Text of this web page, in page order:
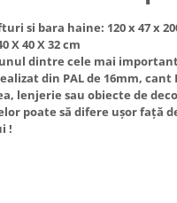
si bara haine: 120 x 47 x
X 40 X 32 cm
dintre cele mai
din PAL de 16mm, cant
lenjerie sau obiecte de
poate să difere ușor față
!